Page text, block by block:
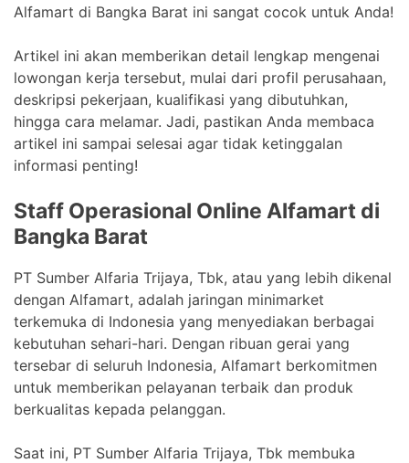
Alfamart di Bangka Barat ini sangat cocok untuk Anda!
Artikel ini akan memberikan detail lengkap mengenai
lowongan kerja tersebut, mulai dari profil perusahaan,
deskripsi pekerjaan, kualifikasi yang dibutuhkan,
hingga cara melamar. Jadi, pastikan Anda membaca
artikel ini sampai selesai agar tidak ketinggalan
informasi penting!
Staff Operasional Online Alfamart di
Bangka Barat
PT Sumber Alfaria Trijaya, Tbk, atau yang lebih dikenal
dengan Alfamart, adalah jaringan minimarket
terkemuka di Indonesia yang menyediakan berbagai
kebutuhan sehari-hari. Dengan ribuan gerai yang
tersebar di seluruh Indonesia, Alfamart berkomitmen
untuk memberikan pelayanan terbaik dan produk
berkualitas kepada pelanggan.
Saat ini, PT Sumber Alfaria Trijaya, Tbk membuka